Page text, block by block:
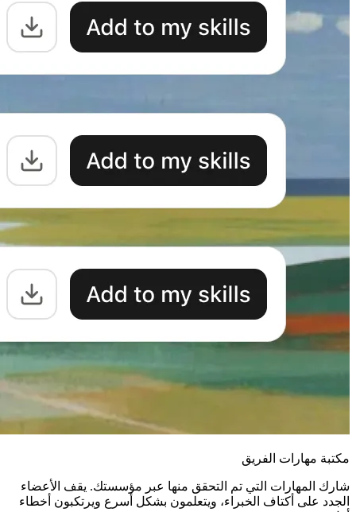
مكتبة مهارات الفريق
شارك المهارات التي تم التحقق منها عبر مؤسستك. يقف الأعضاء
الجدد على أكتاف الخبراء، ويتعلمون بشكل أسرع ويرتكبون أخطاء